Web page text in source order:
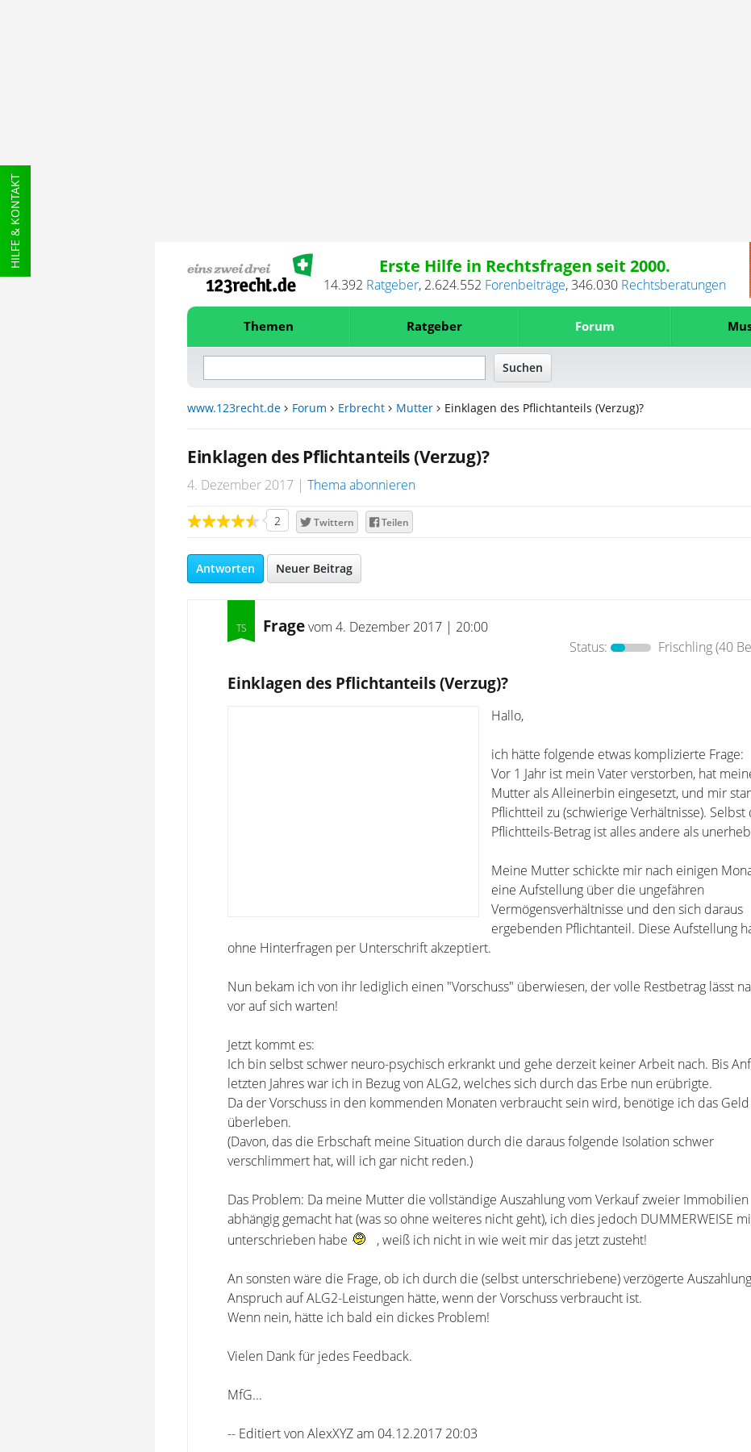
HILFE & KONTAKT Erste Hilfe in Rechtsfragen seit 2000.
14.392 Ratgeber, 2.624.552 Forenbeiträge,346.030 Rechtsberatungen
Themen Ratgeber Forum
www.123recht.de Forum Erbrecht Mutter Einklagen des Pflichtanteils (Verzug)?
Einklagen des Pflichtanteils (Verzug)?
4. Dezember 2017 Thema abonnieren
2 Twittern Teilen
Antworten Neuer Beitrag
Fragevom 4. Dezember 2017 | 20:00
Status:
Frischling(40
Einklagen des Pflichtanteils (Verzug)?
Hallo,
ich hätte folgende etwas komplizierte Frage:
Vor 1 Jahr ist mein Vater verstorben, hat
Mutter als Alleinerbin eingesetzt, und mir
Pflichtteil zu (schwierige Verhältnisse). Selbst
Pflichtteils-Betrag ist alles andere als
Meine Mutter schickte mir nach einigen
eine Aufstellung über die ungefähren
Vermögensverhältnisse und den sich daraus
ergebenden Pflichtanteil. Diese Aufstellung
ohne Hinterfragen per Unterschrift akzeptiert.
Nun bekam ich von ihr lediglich einen "Vorschuss" überwiesen, der volle Restbetrag lässt
vor auf sich warten!
Jetzt kommt es:
Ich bin selbst schwer neuro-psychisch erkrankt und gehe derzeit keiner Arbeit nach. Bis
letzten Jahres war ich in Bezug von ALG2, welches sich durch das Erbe nun erübrigte.
Da der Vorschuss in den kommenden Monaten verbraucht sein wird, benötige ich das
überleben.
(Davon, das die Erbschaft meine Situation durch die daraus folgende Isolation schwer
verschlimmert hat, will ich gar nicht reden.)
Das Problem: Da meine Mutter die vollständige Auszahlung vom Verkauf zweier Immobilien
abhängig gemacht hat (was so ohne weiteres nicht geht), ich dies jedoch DUMMERWEISE
unterschrieben habe
, weiß ich nicht in wie weit mir das jetzt zusteht!
An sonsten wäre die Frage, ob ich durch die (selbst unterschriebene) verzögerte
Anspruch auf ALG2-Leistungen hätte, wenn der Vorschuss verbraucht ist.
Wenn nein, hätte ich bald ein dickes Problem!
Vielen Dank für jedes Feedback.
MfG...
-- Editiert von AlexXYZ am 04.12.2017 20:03